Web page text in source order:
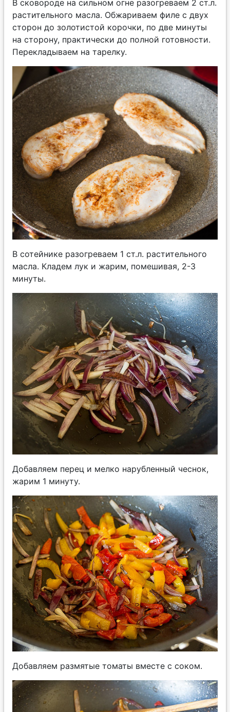
В сковороде на сильном огне разогреваем 2 ст.л.
растительного масла. Обжариваем филе с двух
сторон до золотистой корочки, по две минуты
на сторону, практически до полной готовности.
Перекладываем на тарелку.
В сотейнике разогреваем 1 ст.л. растительного
масла. Кладем лук и жарим, помешивая, 2-3
минуты.
Добавляем перец и мелко нарубленный чеснок,
жарим 1 минуту.
Добавляем размятые томаты вместе с соком.